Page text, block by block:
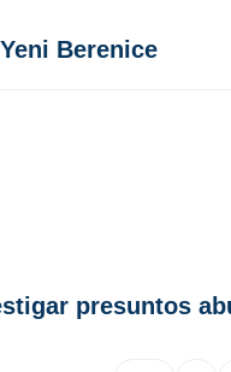
Berenice
presuntos